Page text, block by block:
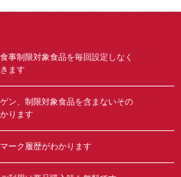
事制限対象食品を毎回設定しなく
ます
ン、制限対象食品を含まないその
ります
ーク履歴がわかります